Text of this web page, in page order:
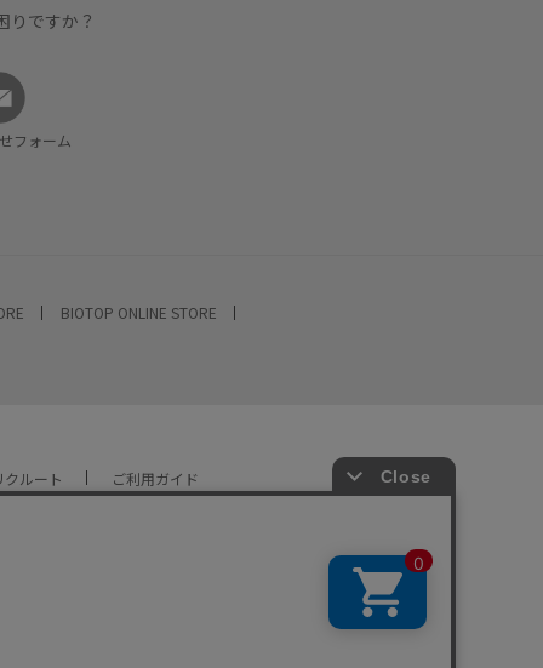
りですか？
フォーム
BIOTOP ONLINE STORE
クルート ご利用ガイド